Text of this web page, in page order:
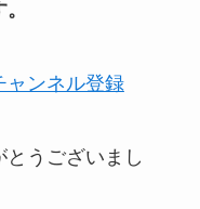
ャンネル登録
うございまし